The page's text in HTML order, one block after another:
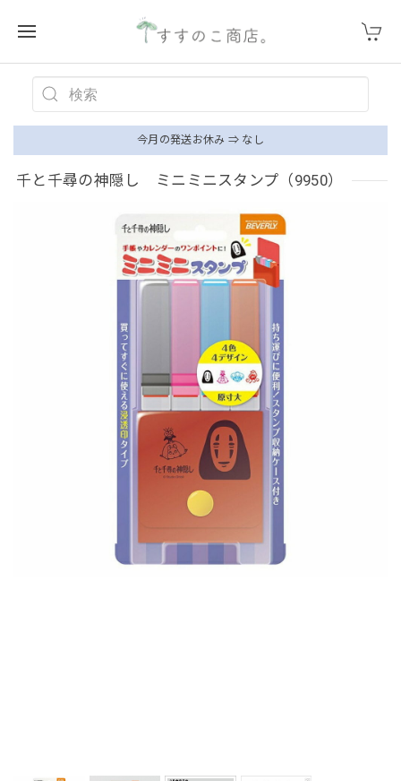
今月の発送お休み ⇒ なし
千と千尋の神隠し ミニミニスタンプ（9950）